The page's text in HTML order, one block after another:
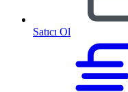
Satıcı Ol